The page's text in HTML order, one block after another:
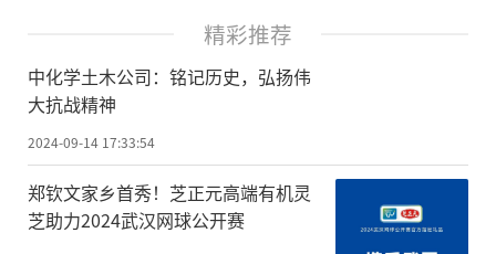
精彩推荐
中化学土木公司：铭记历史，弘扬伟
大抗战精神
2024-09-14 17:33:54
郑钦文家乡首秀！芝正元高端有机灵
芝助力2024武汉网球公开赛